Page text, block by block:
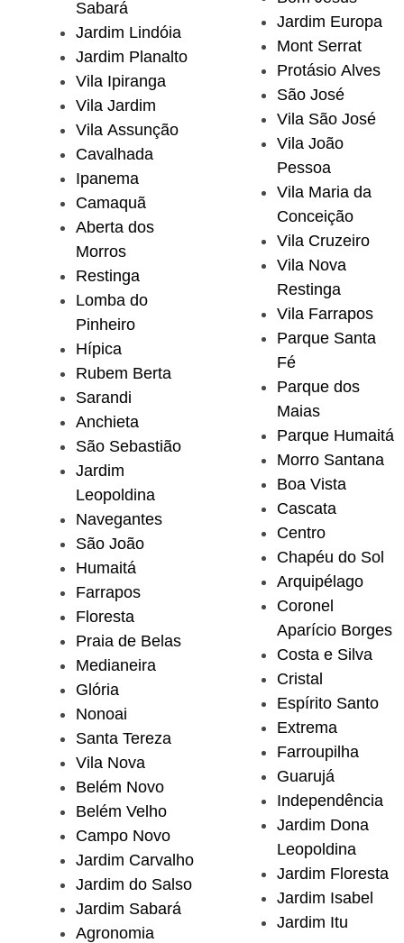
Sabará
Jardim Lindóia
Jardim Planalto
Vila Ipiranga
Vila Jardim
Vila Assunção
Cavalhada
Ipanema
Camaquã
Aberta dos
Morros
Restinga
Lomba do
Pinheiro
Hípica
Rubem Berta
Sarandi
Anchieta
São Sebastião
Jardim
Leopoldina
Navegantes
São João
Humaitá
Farrapos
Floresta
Praia de Belas
Medianeira
Glória
Nonoai
Santa Tereza
Vila Nova
Belém Novo
Belém Velho
Campo Novo
Jardim Carvalho
Jardim do Salso
Jardim Sabará
Agronomia
Jardim Europa
Mont Serrat
Protásio Alves
São José
Vila São José
Vila João
Pessoa
Vila Maria da
Conceição
Vila Cruzeiro
Vila Nova
Restinga
Vila Farrapos
Parque Santa
Fé
Parque dos
Maias
Parque Humaitá
Morro Santana
Boa Vista
Cascata
Centro
Chapéu do Sol
Arquipélago
Coronel
Aparício Borges
Costa e Silva
Cristal
Espírito Santo
Extrema
Farroupilha
Guarujá
Independência
Jardim Dona
Leopoldina
Jardim Floresta
Jardim Isabel
Jardim Itu